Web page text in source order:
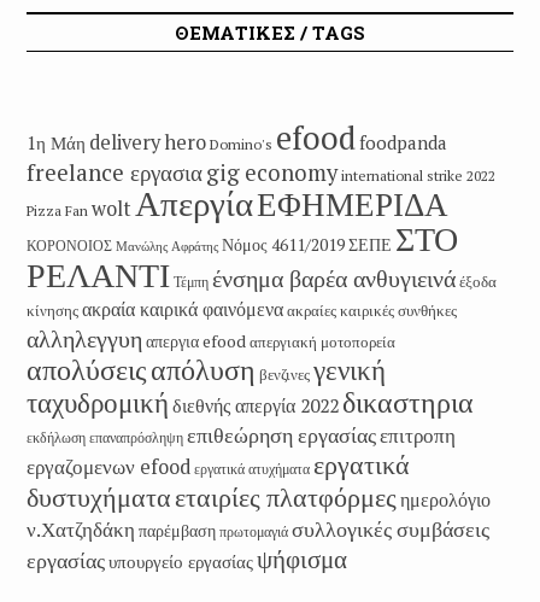
ΘΕΜΑΤΙΚΕΣ / TAGS
1η Μάη delivery hero Domino's efoodfoodpanda
freelance εργασιαgig economy international strike 2022
Pizza Fan woltΑπεργίαΕΦΗΜΕΡΙΔΑ
ΚΟΡΟΝΟΙΟΣ Μανώλης Αφράτης Νόμος 4611/2019ΣΕΠΕ ΣΤΟ
ΡΕΛΑΝΤΙ Τέμπη ένσημα βαρέα ανθυγιεινάέξοδα
κίνησηςακραία καιρικά φαινόμεναακραίες καιρικές συνθήκες
αλληλεγγυη απεργια efood απεργιακή μοτοπορεία
απολύσειςαπόλυση βενζινεςγενική
ταχυδρομική διεθνής απεργία 2022 δικαστηρια
εκδήλωση επαναπρόσληψη επιθεώρηση εργασίαςεπιτροπη
εργαζομενων efood εργατικά ατυχήματα εργατικά
δυστυχήματαεταιρίες πλατφόρμες ημερολόγιο
ν.Χατζηδάκη παρέμβαση πρωτομαγιά συλλογικές συμβάσεις
εργασίαςυπουργείο εργασίαςψήφισμα